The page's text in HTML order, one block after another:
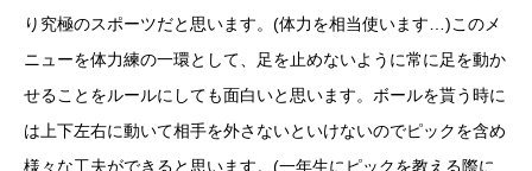
り究極のスポーツだと思います。(体力を相当使います…)このメ
ニューを体力練の一環として、足を止めないように常に足を動か
せることをルールにしても面白いと思います。ボールを貰う時に
は上下左右に動いて相手を外さないといけないのでピックを含め
様々な工夫ができると思います。(一年生にピックを教える際に